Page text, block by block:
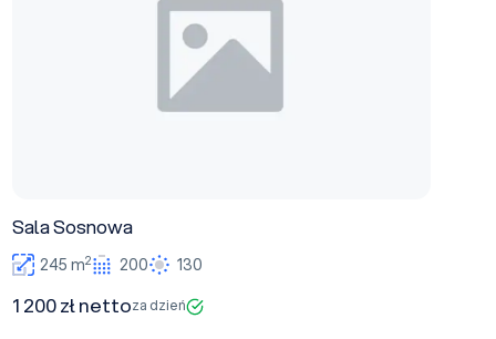
Sala Sosnowa
245 m2 200 130
1 200 zł nettoza dzień